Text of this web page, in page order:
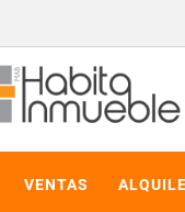
VENTAS